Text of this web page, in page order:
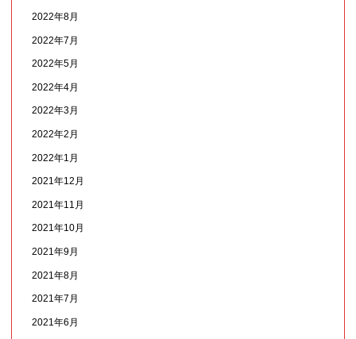
2022年8月
2022年7月
2022年5月
2022年4月
2022年3月
2022年2月
2022年1月
2021年12月
2021年11月
2021年10月
2021年9月
2021年8月
2021年7月
2021年6月